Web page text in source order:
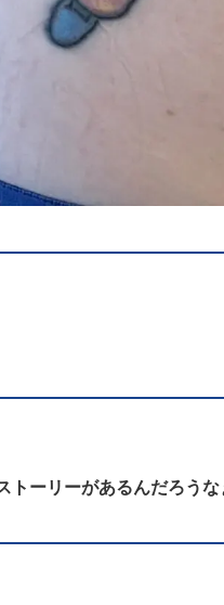
トーリーがあるんだろうな